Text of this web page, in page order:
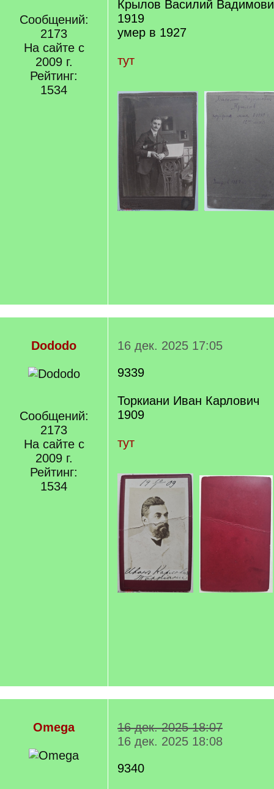
Сообщений:
2173
На сайте с
2009 г.
Рейтинг:
1534
Крылов Василий
1919
умер в 1927
тут
Dododo
Сообщений:
2173
На сайте с
2009 г.
Рейтинг:
1534
16 дек. 2025 17:05
9339
Торкиани Иван Карлович
1909
тут
Omega
16 дек. 2025 18:07
16 дек. 2025 18:08
9340